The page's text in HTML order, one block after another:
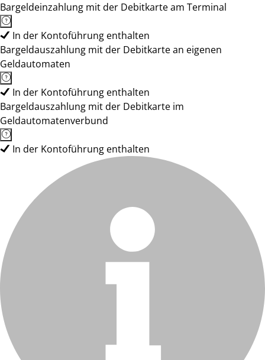
Bargeldeinzahlung mit der Debitkarte am Terminal
In der Kontoführung enthalten
Bargeldauszahlung mit der Debitkarte an eigenen
Geldautomaten
In der Kontoführung enthalten
Bargeldauszahlung mit der Debitkarte im
Geldautomatenverbund
In der Kontoführung enthalten